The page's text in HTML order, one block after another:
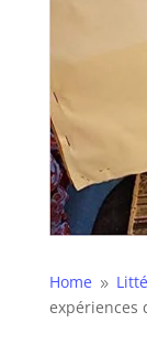
Home 9
expériences